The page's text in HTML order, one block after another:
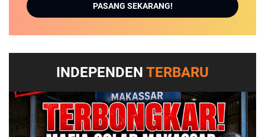
PASANG SEKARANG!
INDEPENDEN TERBARU